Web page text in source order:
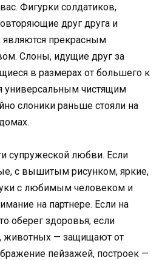
Фигурки солдатиков,
друг друга и
являются прекрасным
Слоны, идущие друг за
в размерах от большего к
универсальным чистящим
слоники раньше стояли на
супружеской любви. Если
с вышитым рисунком, яркие,
с любимым человеком и
на партнере. Если на
оберег здоровья; если
животных — защищают от
пейзажей, построек —